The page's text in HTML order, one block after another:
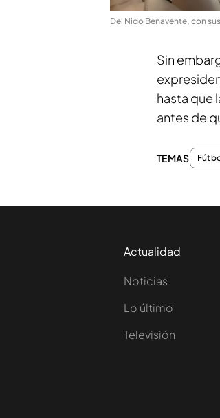
Del Nido Benavente, con
Sin
hasta que
antes de
TEMAS
Actualidad
Noticias
Lo último
Televisión